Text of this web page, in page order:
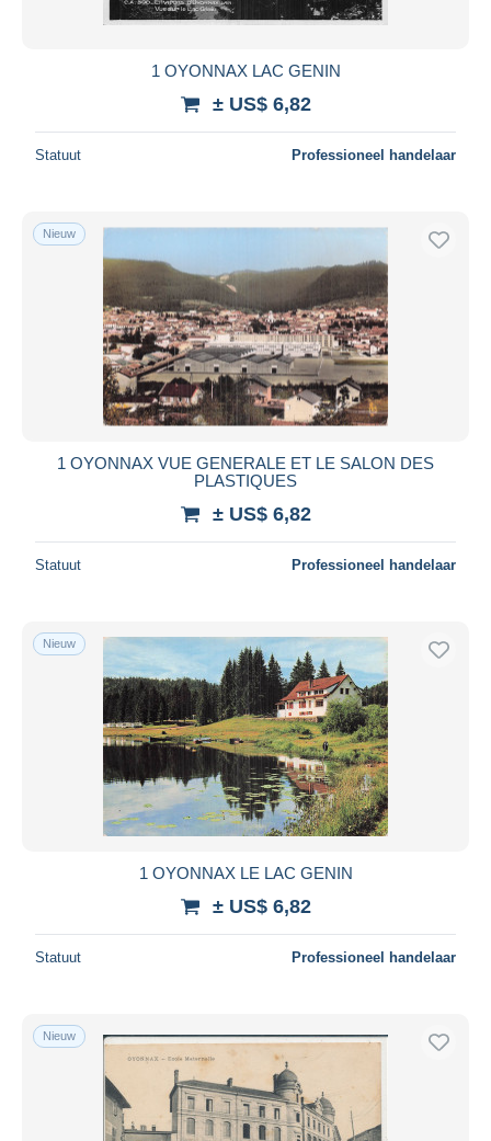
1 OYONNAX LAC GENIN
± US$ 6,82
Statuut Professioneel handelaar
Nieuw
1 OYONNAX VUE GENERALE ET LE SALON DES
PLASTIQUES
± US$ 6,82
Statuut Professioneel handelaar
Nieuw
1 OYONNAX LE LAC GENIN
± US$ 6,82
Statuut Professioneel handelaar
Nieuw